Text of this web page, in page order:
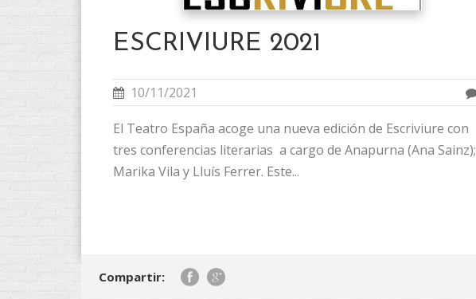
ESCRIVIURE 2021
10/11/2021
El Teatro España acoge una nueva edición de Escriviure con
tres conferencias literarias a cargo de Anapurna (Ana Sainz);
Marika Vila y Lluís Ferrer. Este...
Compartir: